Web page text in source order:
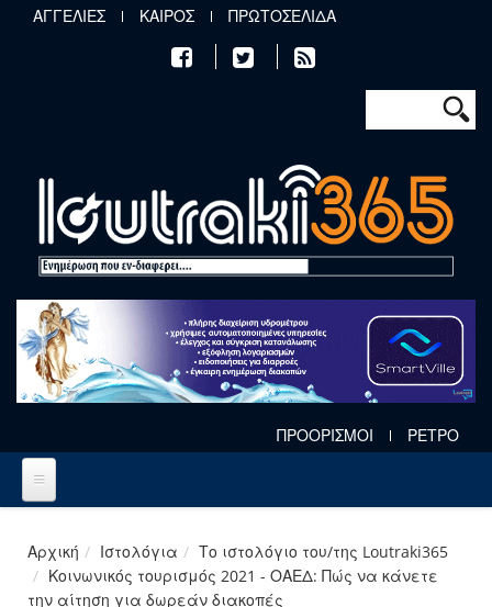
Παράκαμψη προς το κυρίως περιεχόμενο
ΑΓΓΕΛΙΕΣ ΚΑΙΡΟΣ ΠΡΩΤΟΣΕΛΙΔΑ
Φόρμα
Αναζήτηση
ΠΡΟΟΡΙΣΜΟΙ ΡΕΤΡΟ
Αρχική Ιστολόγια
Το ιστολόγιο του/της Loutraki365
Κοινωνικός τουρισμός 2021 - ΟΑΕΔ: Πώς να κάνετε
την αίτηση για δωρεάν διακοπές